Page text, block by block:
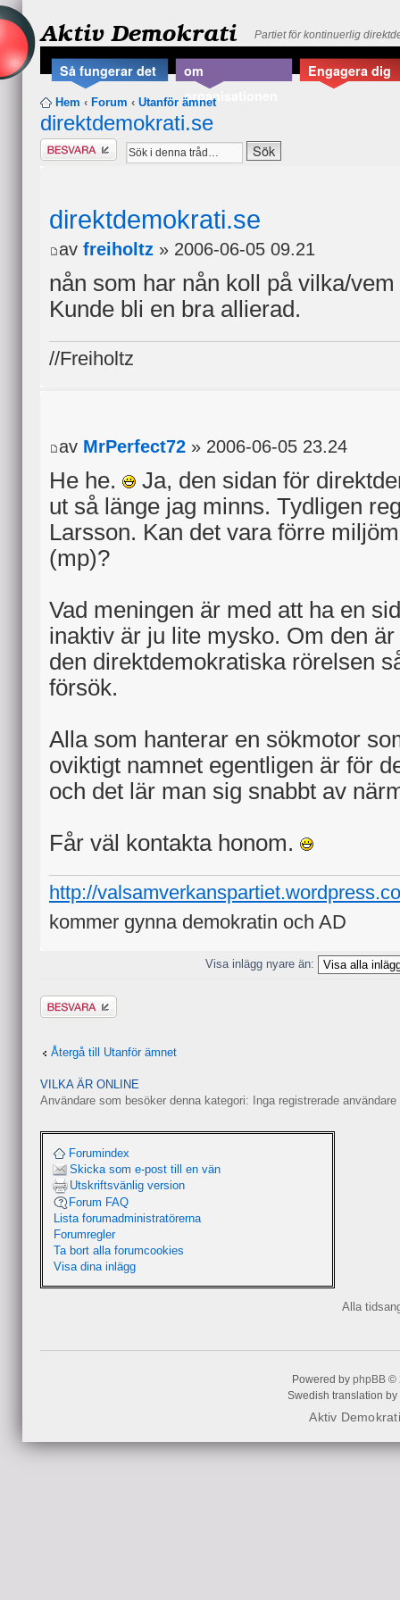
Aktiv Demokrati Partiet för kontinuerlig
Så fungerar det
om
organisationen
Engagera dig
Hem ‹ Forum ‹ Utanför ämnet
direktdemokrati.se
Besvara
direktdemokrati.se
av freiholtz » 2006-06-05 09.21
nån som har nån koll på vilka/
Kunde bli en bra allierad.
//Freiholtz
av MrPerfect72 » 2006-06-05 23.24
He he.
Ja, den sidan för
ut så länge jag minns. Tydligen
Larsson. Kan det vara förre
(mp)?
Vad meningen är med att ha en
inaktiv är ju lite mysko. Om den
den direktdemokratiska rörelsen
försök.
Alla som hanterar en sökmotor
oviktigt namnet egentligen är för
och det lär man sig snabbt av
Får väl kontakta honom.
http://
kommer gynna demokratin och AD
Visa inlägg nyare än:
Besvara
Återgå till Utanför ämnet
VILKA ÄR ONLINE
Användare som besöker denna kategori: Inga registrerade
Forumindex
Skicka som e-post till en vän
Utskriftsvänlig version
Forum FAQ
Lista forumadministratörerna
Forumregler
Ta bort alla forumcookies
Visa dina inlägg
Alla
Powered by phpBB©
Swedish translation by
Aktiv Demokrati